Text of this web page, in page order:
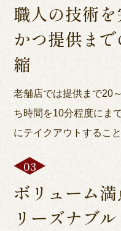
職人の技術
かつ提供ま
縮
老舗店では提供まで20
ち時間を10分程度にま
にテイクアウトするこ
ボリューム
リーズナブル